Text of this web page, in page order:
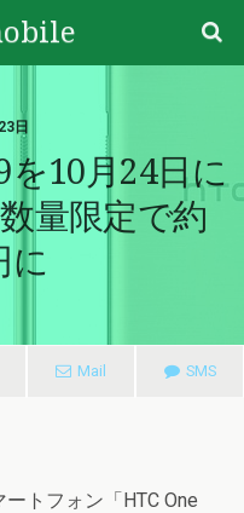
日
を10月24日に
量限定で約
に
Mail SMS
トフォン「HTC One